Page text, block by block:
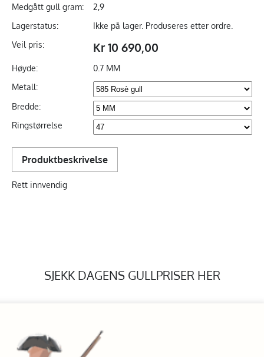
Medgått gull gram:
2,9
Lagerstatus:
Ikke på lager. Produseres etter ordre.
Veil pris:
Kr 10 690,00
Høyde:
0.7 MM
Metall:
Bredde:
Ringstørrelse
Produktbeskrivelse
Rett innvendig
SJEKK DAGENS GULLPRISER HER